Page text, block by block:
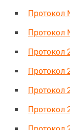
Протокол
Протокол
Протокол
Протокол
Протокол
Протокол